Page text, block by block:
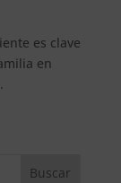
es clave
en
Buscar